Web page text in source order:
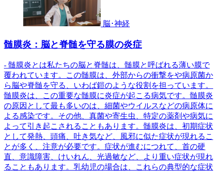
脳･神経
髄膜炎：脳と脊髄を守る膜の炎症
- 髄膜炎とは私たちの脳と脊髄は、髄膜と呼ばれる薄い膜で
覆われています。この髄膜は、外部からの衝撃をや病原菌か
ら脳や脊髄を守る、いわば鎧のような役割を担っています。
髄膜炎は、この重要な髄膜に炎症が起こる病気です。髄膜炎
の原因として最も多いのは、細菌やウイルスなどの病原体に
よる感染です。その他、真菌や寄生虫、特定の薬剤や病気に
よって引き起こされることもあります。髄膜炎は、初期症状
として発熱、頭痛、吐き気など、風邪に似た症状が現れるこ
とが多く、注意が必要です。症状が進むにつれて、首の硬
直、意識障害、けいれん、光過敏など、より重い症状が現れ
ることもあります。乳幼児の場合は、これらの典型的な症状